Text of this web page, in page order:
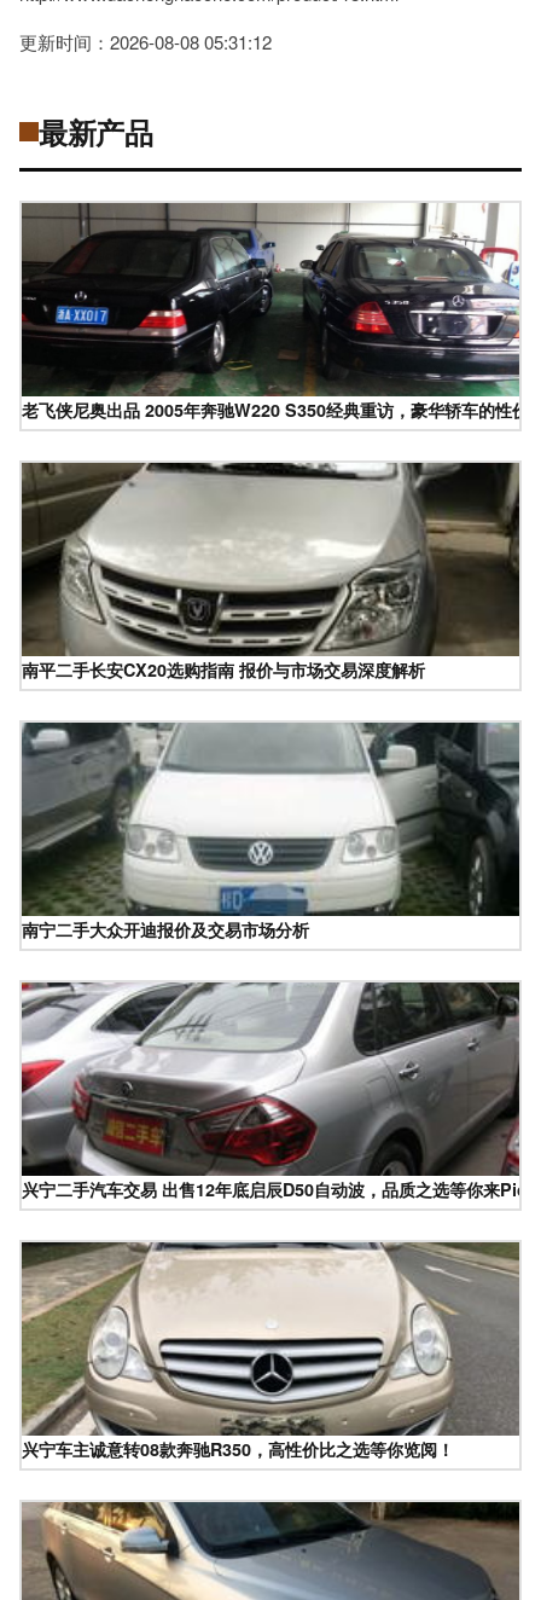
更新时间：2026-08-08 05:31:12
最新产品
老飞侠尼奥出品 2005年奔驰W220 S350经典重访，豪华轿车的性价
南平二手长安CX20选购指南 报价与市场交易深度解析
南宁二手大众开迪报价及交易市场分析
兴宁二手汽车交易 出售12年底启辰D50自动波，品质之选等你来Pick
兴宁车主诚意转08款奔驰R350，高性价比之选等你览阅！